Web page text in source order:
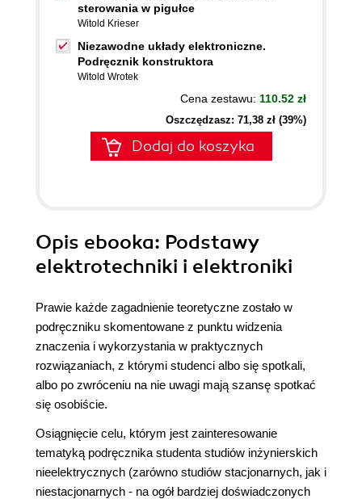
sterowania w pigułce
Witold Krieser
Niezawodne układy elektroniczne.
Podręcznik konstruktora
Witold Wrotek
Cena zestawu: 110.52 zł
Oszczędzasz: 71,38 zł (39%)
Dodaj do koszyka
Opis ebooka: Podstawy
elektrotechniki i elektroniki
Prawie każde zagadnienie teoretyczne zostało w
podręczniku skomentowane z punktu widzenia
znaczenia i wykorzystania w praktycznych
rozwiązaniach, z którymi studenci albo się spotkali,
albo po zwróceniu na nie uwagi mają szansę spotkać
się osobiście.
Osiągnięcie celu, którym jest zainteresowanie
tematyką podręcznika studenta studiów inżynierskich
nieelektrycznych (zarówno studiów stacjonarnych, jak i
niestacjonarnych - na ogół bardziej doświadczonych